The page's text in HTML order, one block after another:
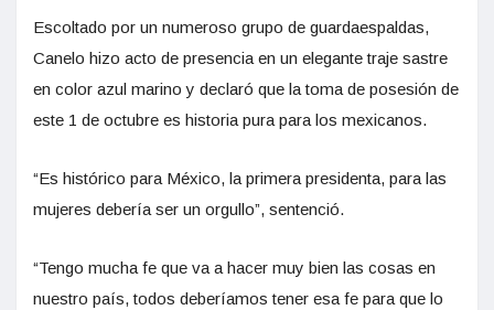
Escoltado por un numeroso grupo de guardaespaldas,
Canelo hizo acto de presencia en un elegante traje sastre
en color azul marino y declaró que la toma de posesión de
este 1 de octubre es historia pura para los mexicanos.
“Es histórico para México, la primera presidenta, para las
mujeres debería ser un orgullo”, sentenció.
“Tengo mucha fe que va a hacer muy bien las cosas en
nuestro país, todos deberíamos tener esa fe para que lo